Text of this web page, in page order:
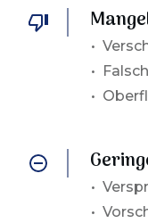
•
•
•
•
•